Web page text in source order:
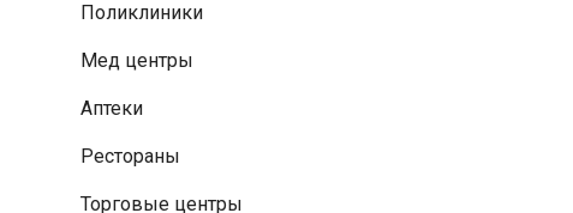
Поликлиники
Мед центры
Аптеки
Рестораны
Торговые центры